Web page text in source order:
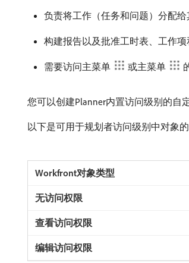
负责将工作（任务和问题）分配
构建报告以及批准工时表、工作
需要访问主菜单 或主菜单
您可以创建Planner内置访问级别的自
以下是可用于规划者访问级别中对象